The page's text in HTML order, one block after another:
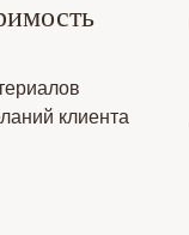
клиента